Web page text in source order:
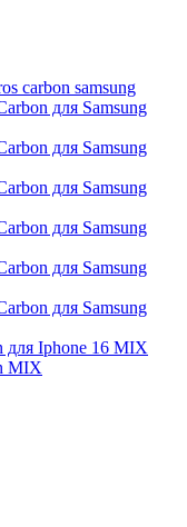
carbon samsung
для Samsung
для Samsung
для Samsung
для Samsung
для Samsung
для Samsung
для Iphone 16 MIX
MIX